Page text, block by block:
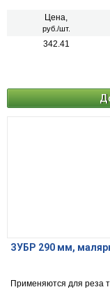
Цена,
руб./шт.
342.41
ЗУБР 290 мм,
Применяются для реза